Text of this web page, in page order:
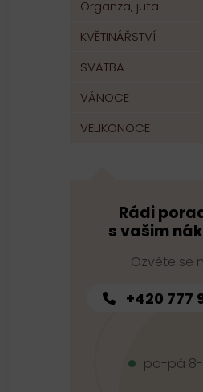
Organza, juta
KVĚTINÁŘSTVÍ
SVATBA
VÁNOCE
VELIKONOCE
Rádi
s vašim
Ozvěte se
+420 777
po-pá 8-